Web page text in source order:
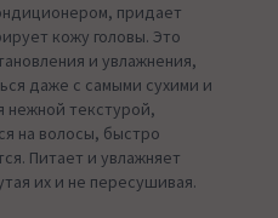
придает
кожу головы. Это
и увлажнения,
даже с самыми сухими и
нежной текстурой,
на волосы, быстро
Питает и увлажняет
их и не пересушивая.